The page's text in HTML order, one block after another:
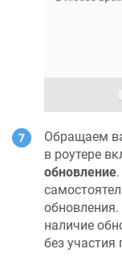
Обращаем
в роутере
обновление
наличие
без участия